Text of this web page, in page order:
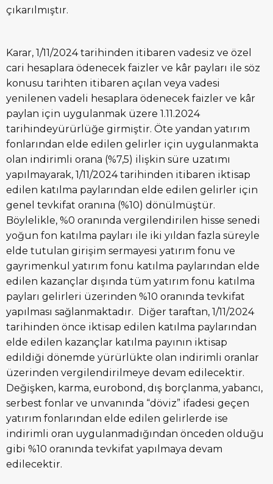
çıkarılmıştır.
Karar, 1/11/2024 tarihinden itibaren vadesiz ve özel
cari hesaplara ödenecek faizler ve kâr payları ile söz
konusu tarihten itibaren açılan veya vadesi
yenilenen vadeli hesaplara ödenecek faizler ve kâr
paylan için uygulanmak üzere 1.11.2024
tarihindeyürürlüğe girmiştir. Öte yandan yatırım
fonlarından elde edilen gelirler için uygulanmakta
olan indirimli orana (%7,5) ilişkin süre uzatımı
yapılmayarak, 1/11/2024 tarihinden itibaren iktisap
edilen katılma paylarından elde edilen gelirler için
genel tevkifat oranına (%10) dönülmüştür.
Böylelikle, %0 oranında vergilendirilen hisse senedi
yoğun fon katılma payları ile iki yıldan fazla süreyle
elde tutulan girişim sermayesi yatırım fonu ve
gayrimenkul yatırım fonu katılma paylarından elde
edilen kazançlar dışında tüm yatırım fonu katılma
payları gelirleri üzerinden %10 oranında tevkifat
yapılması sağlanmaktadır. Diğer taraftan, 1/11/2024
tarihinden önce iktisap edilen katılma paylarından
elde edilen kazançlar katılma payının iktisap
edildiği dönemde yürürlükte olan indirimli oranlar
üzerinden vergilendirilmeye devam edilecektir.
Değişken, karma, eurobond, dış borçlanma, yabancı,
serbest fonlar ve unvanında “döviz” ifadesi geçen
yatırım fonlarından elde edilen gelirlerde ise
indirimli oran uygulanmadığından önceden olduğu
gibi %10 oranında tevkifat yapılmaya devam
edilecektir.